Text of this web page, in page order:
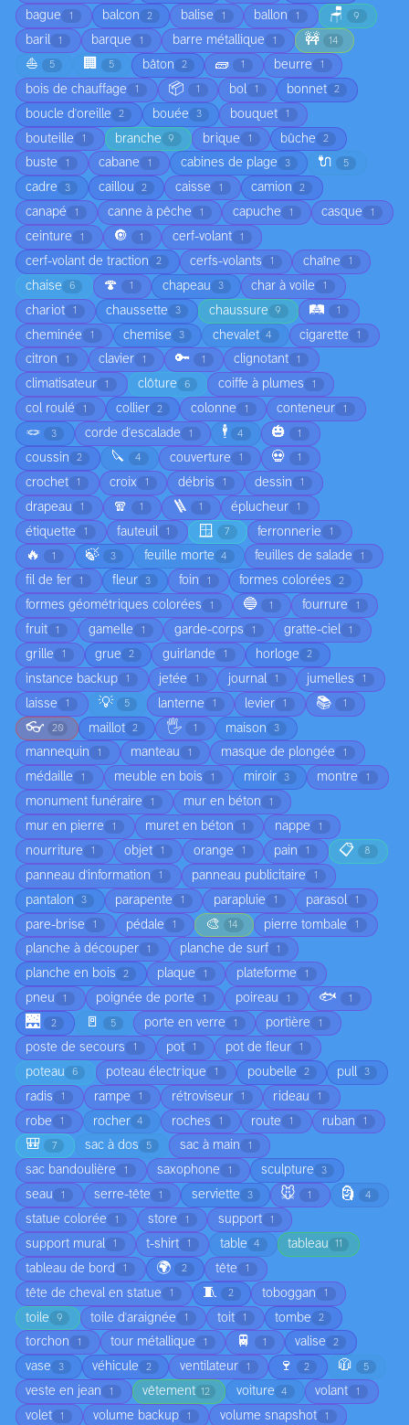
bague 1 balcon 2 balise 1 ballon 1 🪑 9
baril 1 barque 1 barre métallique 1 🚧 14
⛵ 5 🏢 5 bâton 2 🧱 1 beurre 1
bois de chauffage 1 📦 1 bol 1 bonnet 2
boucle d'oreille 2 bouée 3 bouquet 1
bouteille 1 branche 9 brique 1 bûche 2
buste 1 cabane 1 cabines de plage 3 🔌 5
cadre 3 caillou 2 caisse 1 camion 2
canapé 1 canne à pêche 1 capuche 1 casque 1
ceinture 1 🔘 1 cerf-volant 1
cerf-volant de traction 2 cerfs-volants 1 chaîne 1
chaise 6 🍄 1 chapeau 3 char à voile 1
chariot 1 chaussette 3 chaussure 9 🛤️ 1
cheminée 1 chemise 3 chevalet 4 cigarette 1
citron 1 clavier 1 🔑 1 clignotant 1
climatisateur 1 clôture 6 coiffe à plumes 1
col roulé 1 collier 2 colonne 1 conteneur 1
🪢 3 corde d'escalade 1 🕴️ 4 🎃 1
coussin 2 🔪 4 couverture 1 💀 1
crochet 1 croix 1 débris 1 dessin 1
drapeau 1 🧣 1 🪜 1 éplucheur 1
étiquette 1 fauteuil 1 🪟 7 ferronnerie 1
🔥 1 🍃 3 feuille morte 4 feuilles de salade 1
fil de fer 1 fleur 3 foin 1 formes colorées 2
formes géométriques colorées 1 🔵 1 fourrure 1
fruit 1 gamelle 1 garde-corps 1 gratte-ciel 1
grille 1 grue 2 guirlande 1 horloge 2
instance backup 1 jetée 1 journal 1 jumelles 1
laisse 1 💡 5 lanterne 1 levier 1 📚 1
👓 20 maillot 2 🖐️ 1 maison 3
mannequin 1 manteau 1 masque de plongée 1
médaille 1 meuble en bois 1 miroir 3 montre 1
monument funéraire 1 mur en béton 1
mur en pierre 1 muret en béton 1 nappe 1
nourriture 1 objet 1 orange 1 pain 1 📋 8
panneau d'information 1 panneau publicitaire 1
pantalon 3 parapente 1 parapluie 1 parasol 1
pare-brise 1 pédale 1 🎨 14 pierre tombale 1
planche à découper 1 planche de surf 1
planche en bois 2 plaque 1 plateforme 1
pneu 1 poignée de porte 1 poireau 1 🐟 1
🌉 2 🚪 5 porte en verre 1 portière 1
poste de secours 1 pot 1 pot de fleur 1
poteau 6 poteau électrique 1 poubelle 2 pull 3
radis 1 rampe 1 rétroviseur 1 rideau 1
robe 1 rocher 4 roches 1 route 1 ruban 1
🎒 7 sac à dos 5 sac à main 1
sac bandoulière 1 saxophone 1 sculpture 3
seau 1 serre-tête 1 serviette 3 🐭 1 🗿 4
statue colorée 1 store 1 support 1
support mural 1 t-shirt 1 table 4 tableau 11
tableau de bord 1 🌍 2 tête 1
tête de cheval en statue 1 🧵 2 toboggan 1
toile 9 toile d'araignée 1 toit 1 tombe 2
torchon 1 tour métallique 1 🚆 1 valise 2
vase 3 véhicule 2 ventilateur 1 🍷 2 🧥 5
veste en jean 1 vêtement 12 voiture 4 volant 1
volet 1 volume backup 1 volume snapshot 1